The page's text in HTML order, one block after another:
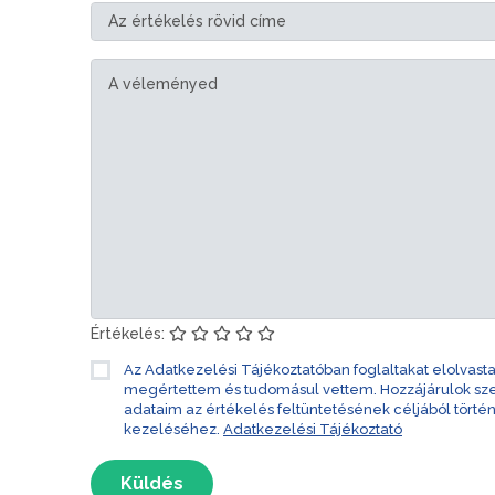
Értékelés:
Az Adatkezelési Tájékoztatóban foglaltakat
megértettem és tudomásul vettem. Hozzájárulok
adataim az értékelés feltüntetésének céljából
kezeléséhez. Adatkezelési Tájékoztató
Küldés